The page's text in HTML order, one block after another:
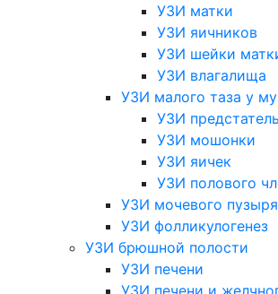
УЗИ матки
УЗИ яичников
УЗИ шейки
УЗИ влагалища
УЗИ малого таза у
УЗИ
УЗИ мошонки
УЗИ яичек
УЗИ полового
УЗИ мочевого пузыря
УЗИ фолликулогенез
УЗИ брюшной полости
УЗИ печени
УЗИ печени и